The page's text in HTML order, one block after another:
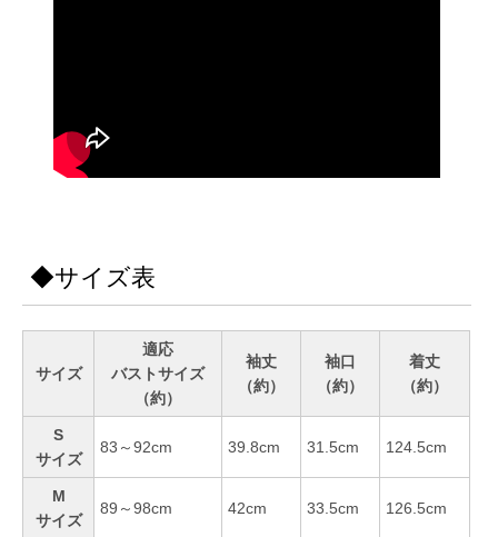
◆サイズ表
サイズ
適応
バストサイズ
（約）
袖丈
（約）
袖口
（約）
着丈
（約）
S
サイズ
83～92cm 39.8cm 31.5cm 124.5cm
M
サイズ
89～98cm 42cm 33.5cm 126.5cm